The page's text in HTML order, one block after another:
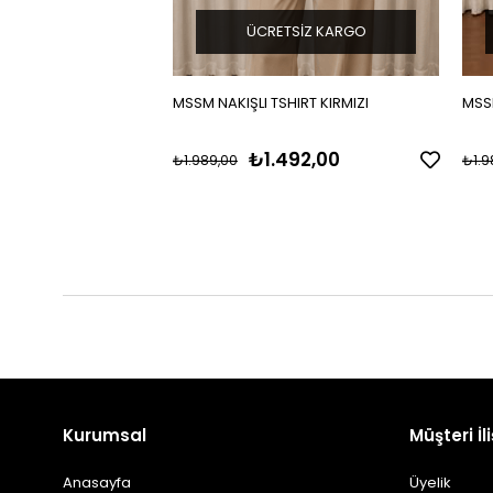
MSSM NAKIŞLI TSHIRT KIRMIZI
₺1.492,00
₺1.989,00
ÜCRETSIZ KARGO
Kurumsal
Anasayfa
Müşteri
Üyelik